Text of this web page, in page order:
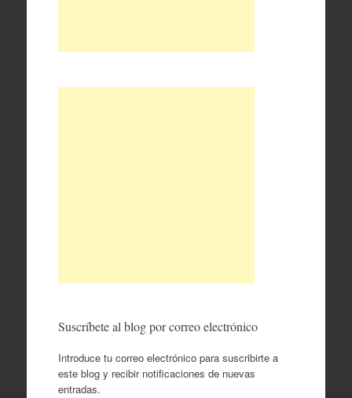
Suscríbete al blog por correo electrónico
Introduce tu correo electrónico para suscribirte a
este blog y recibir notificaciones de nuevas
entradas.